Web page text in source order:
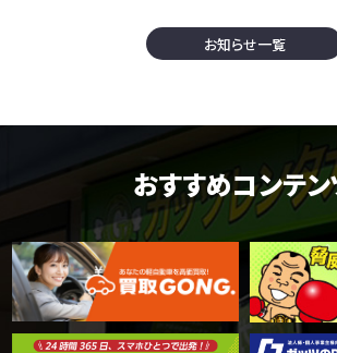
お知らせ一覧
おすすめコンテ